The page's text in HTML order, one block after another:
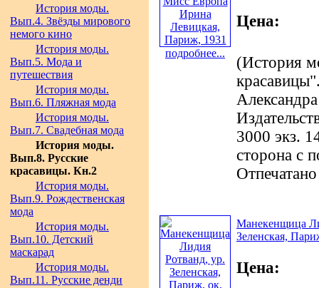
История моды.
Вып.4. Звёзды мирового
немого кино
История моды.
Вып.5. Мода и
путешествия
История моды.
Вып.6. Пляжная мода
История моды.
Вып.7. Свадебная мода
История моды.
Вып.8. Русские
красавицы. Кн.2
История моды.
Вып.9. Рождественская
мода
История моды.
Вып.10. Детский
маскарад
История моды.
Вып.11. Русские денди
подробнее...
Цена:
(История
3000 экз.
сторона с
Манекенщица
Зеленская,
Цена: